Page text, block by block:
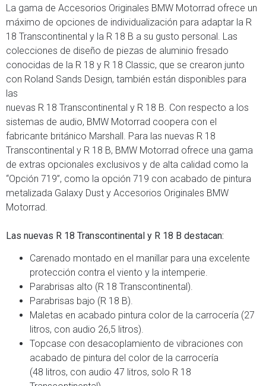
La gama de Accesorios Originales BMW Motorrad ofrece un
máximo de opciones de individualización para adaptar la R
18 Transcontinental y la R 18 B a su gusto personal. Las
colecciones de diseño de piezas de aluminio fresado
conocidas de la R 18 y R 18 Classic, que se crearon junto
con Roland Sands Design, también están disponibles para
las
nuevas R 18 Transcontinental y R 18 B. Con respecto a los
sistemas de audio, BMW Motorrad coopera con el
fabricante británico Marshall. Para las nuevas R 18
Transcontinental y R 18 B, BMW Motorrad ofrece una gama
de extras opcionales exclusivos y de alta calidad como la
“Opción 719”, como la opción 719 con acabado de pintura
metalizada Galaxy Dust y Accesorios Originales BMW
Motorrad.
Las nuevas R 18 Transcontinental y R 18 B destacan:
Carenado montado en el manillar para una excelente
protección contra el viento y la intemperie.
Parabrisas alto (R 18 Transcontinental).
Parabrisas bajo (R 18 B).
Maletas en acabado pintura color de la carrocería (27
litros, con audio 26,5 litros).
Topcase con desacoplamiento de vibraciones con
acabado de pintura del color de la carrocería
(48 litros, con audio 47 litros, solo R 18